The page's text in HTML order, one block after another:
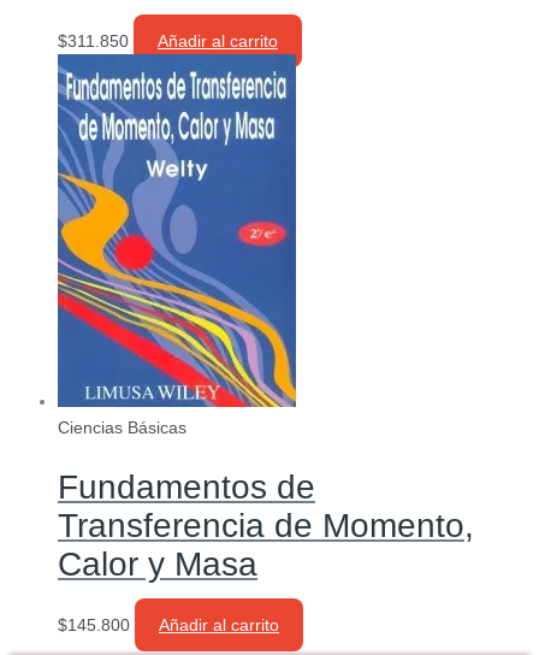
$311.850 Añadir al carrito
Ciencias Básicas
Fundamentos de
Transferencia de Momento,
Calor y Masa
$145.800 Añadir al carrito